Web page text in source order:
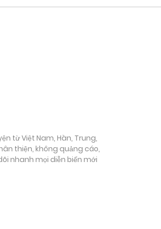
từ Việt Nam, Hàn, Trung,
thiện, không quảng cáo,
nhanh mọi diễn biến mới